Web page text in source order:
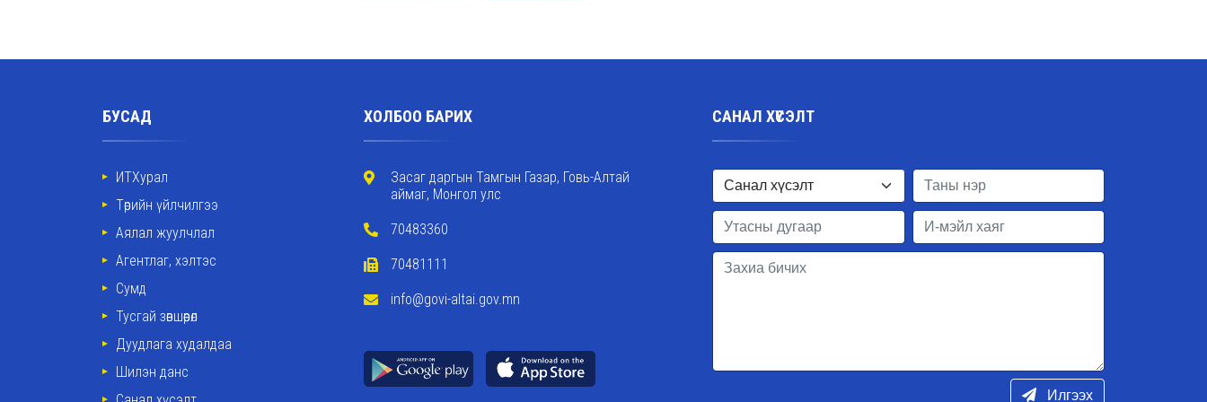
БУСАД
ИТХурал
Төрийн үйлчилгээ
Аялал жуулчлал
Агентлаг, хэлтэс
Сумд
Тусгай зөвшөөрөл
Дуудлага худалдаа
Шилэн данс
ХОЛБОО БАРИХ
Засаг даргын Тамгын Газар, Говь-Алтай
аймаг, Монгол улс
70483360
70481111
info@govi-altai.gov.mn
САНАЛ ХҮСЭЛТ
Илгээх